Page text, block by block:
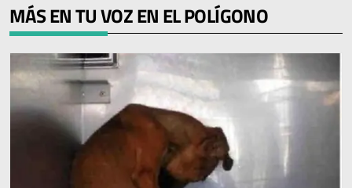
MÁS EN TU VOZ EN EL POLÍGONO